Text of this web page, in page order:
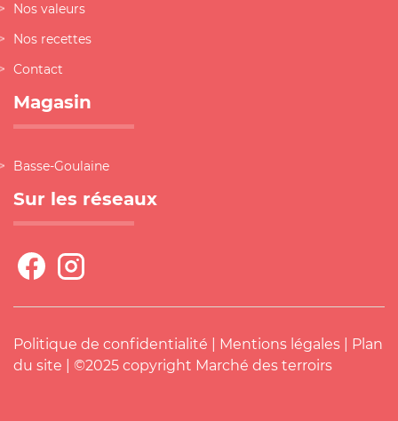
Nos valeurs
Nos recettes
Contact
Magasin
Basse-Goulaine
Sur les réseaux
Politique de confidentialité Mentions légales
Plan
du site | ©2025 copyright Marché des terroirs